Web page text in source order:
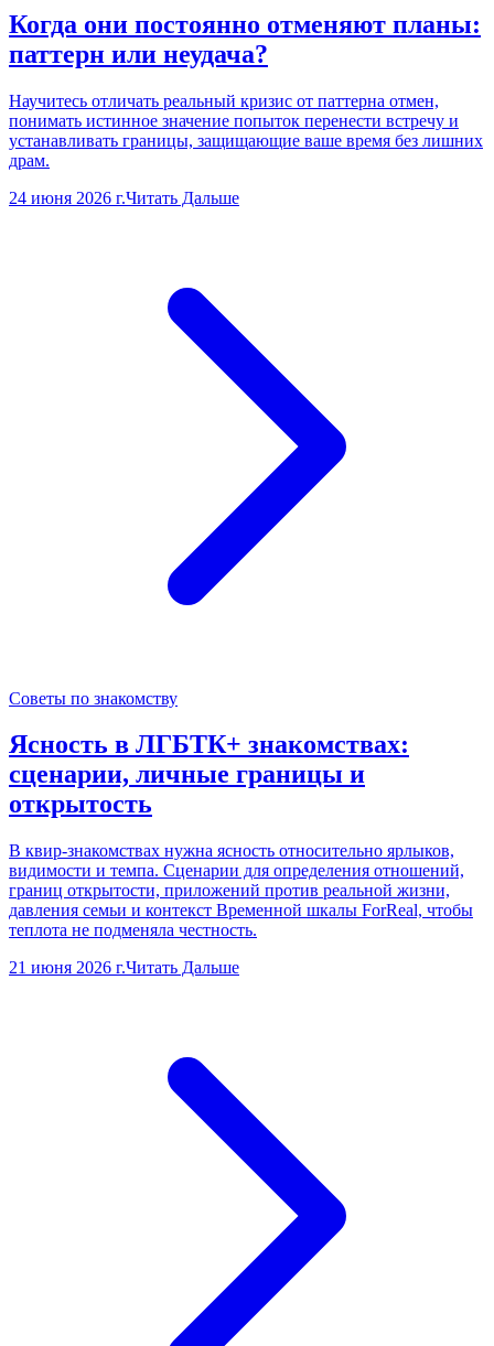
Когда они постоянно отменяют планы:
паттерн или неудача?
Научитесь отличать реальный кризис от паттерна отмен,
понимать истинное значение попыток перенести встречу и
устанавливать границы, защищающие ваше время без лишних
драм.
24 июня 2026 г.Читать Дальше
Советы по знакомству
Ясность в ЛГБТК+ знакомствах:
сценарии, личные границы и
открытость
В квир-знакомствах нужна ясность относительно ярлыков,
видимости и темпа. Сценарии для определения отношений,
границ открытости, приложений против реальной жизни,
давления семьи и контекст Временной шкалы ForReal, чтобы
теплота не подменяла честность.
21 июня 2026 г.Читать Дальше